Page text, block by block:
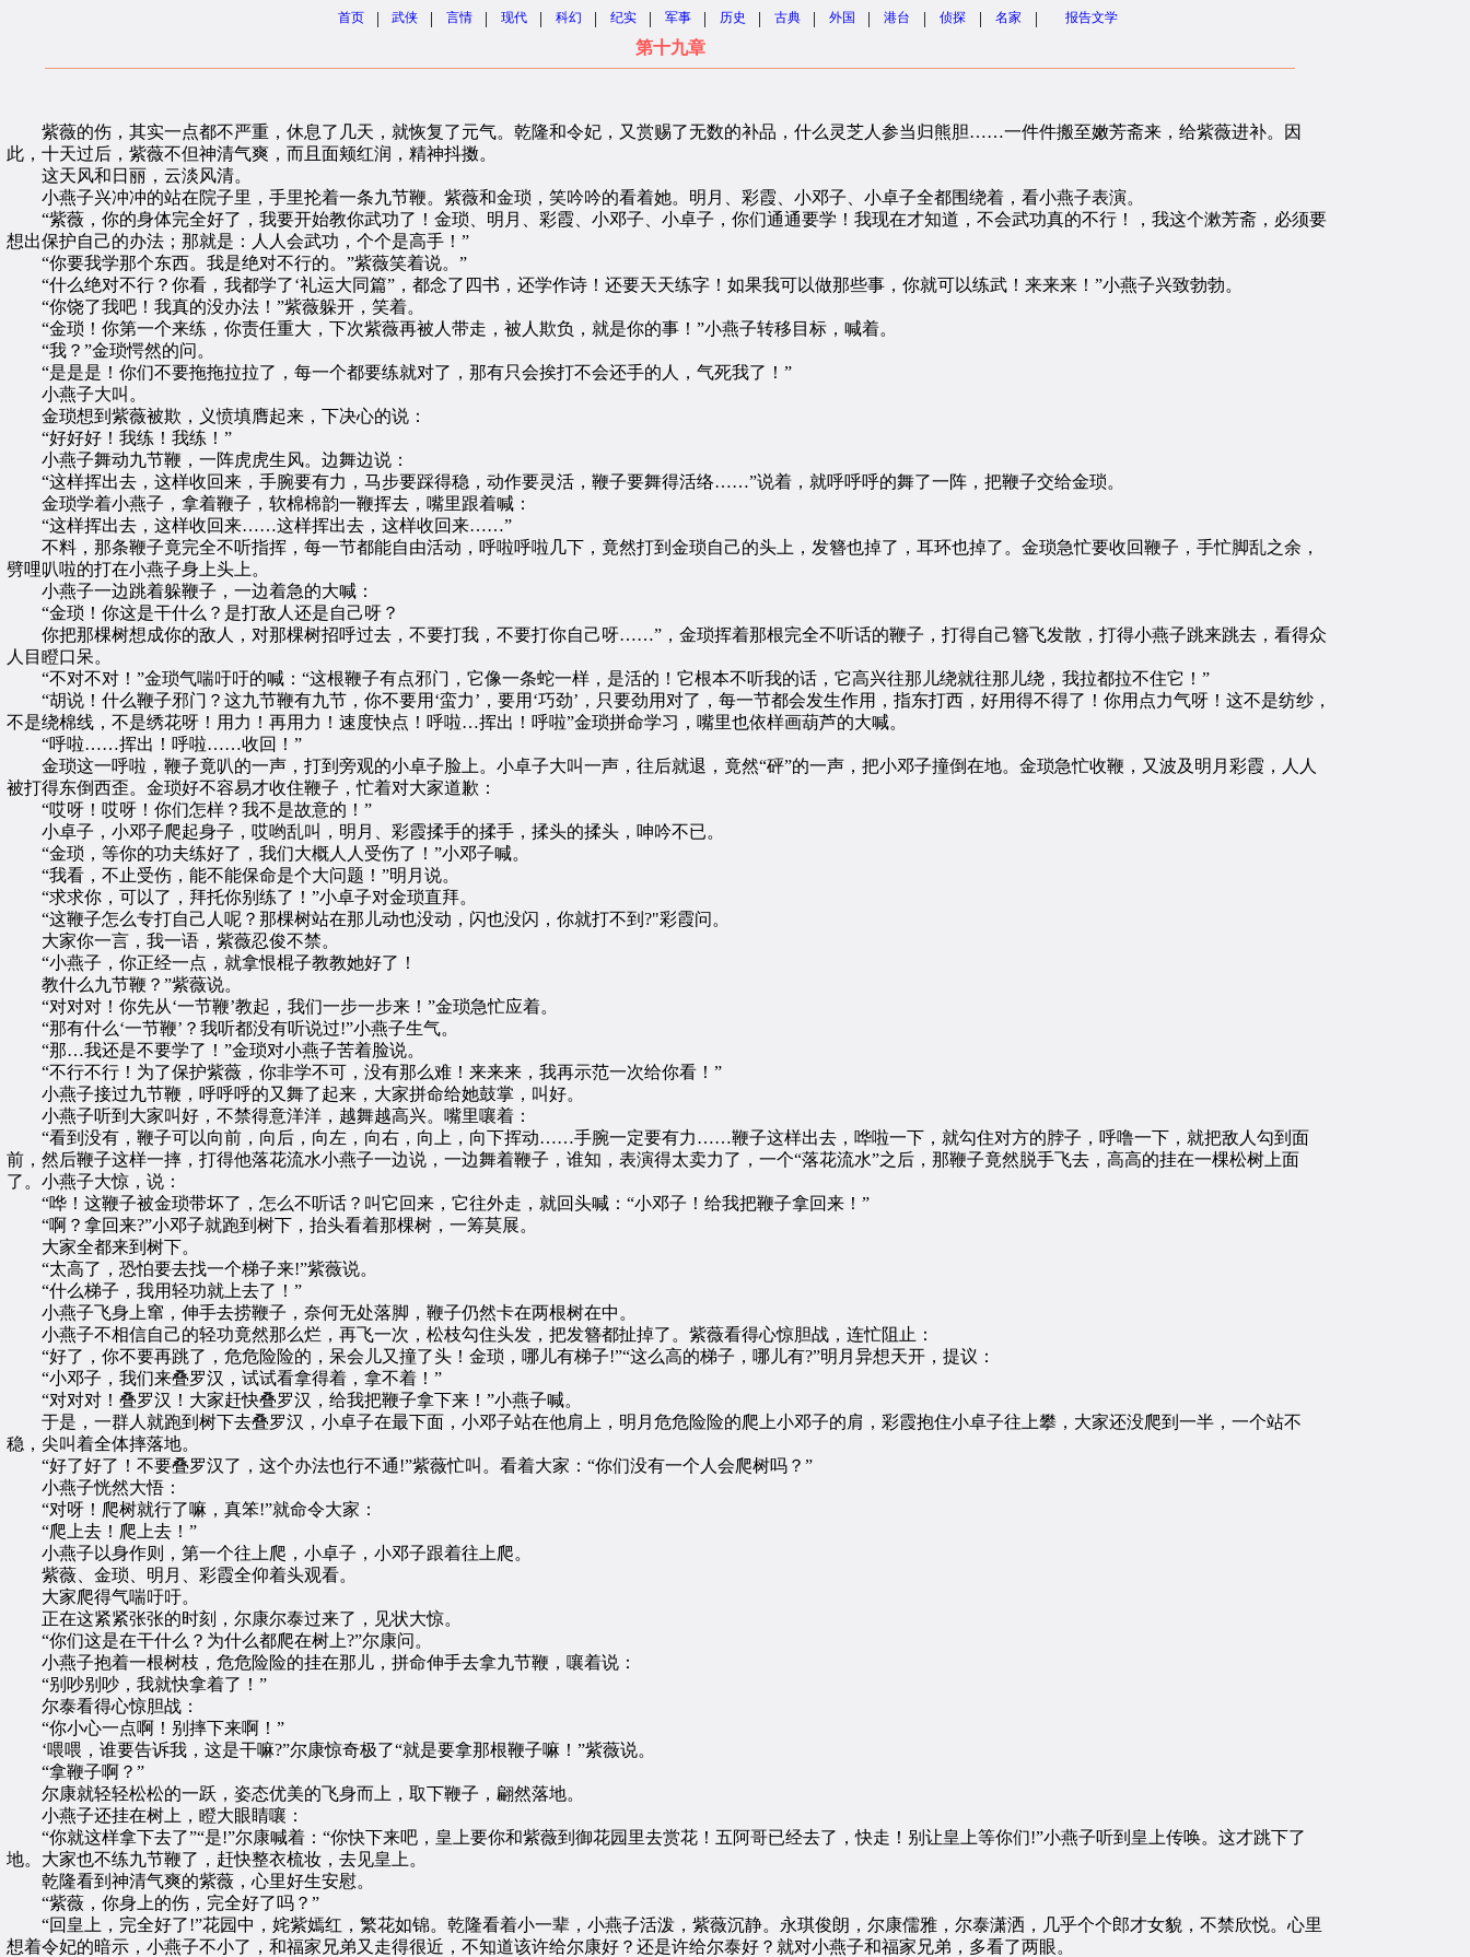
首页 | 武侠 | 言情 | 现代 | 科幻 | 纪实 | 军事 | 历史 | 古典 | 外国 | 港台 | 侦探 | 名家 | 报告文学
第十九章
紫薇的伤，其实一点都不严重，休息了几天，就恢复了元气。乾隆和令妃，又赏赐了无数的补品，什么灵芝人参当归熊胆……一件件搬至嫩芳斋来，给紫薇进补。因
此，十天过后，紫薇不但神清气爽，而且面颊红润，精神抖擞。
这天风和日丽，云淡风清。
小燕子兴冲冲的站在院子里，手里抡着一条九节鞭。紫薇和金琐，笑吟吟的看着她。明月、彩霞、小邓子、小卓子全都围绕着，看小燕子表演。
“紫薇，你的身体完全好了，我要开始教你武功了！金琐、明月、彩霞、小邓子、小卓子，你们通通要学！我现在才知道，不会武功真的不行！，我这个漱芳斋，必须要
想出保护自己的办法；那就是：人人会武功，个个是高手！”
“你要我学那个东西。我是绝对不行的。”紫薇笑着说。”
“什么绝对不行？你看，我都学了‘礼运大同篇”，都念了四书，还学作诗！还要天天练字！如果我可以做那些事，你就可以练武！来来来！”小燕子兴致勃勃。
“你饶了我吧！我真的没办法！”紫薇躲开，笑着。
“金琐！你第一个来练，你责任重大，下次紫薇再被人带走，被人欺负，就是你的事！”小燕子转移目标，喊着。
“我？”金琐愕然的问。
“是是是！你们不要拖拖拉拉了，每一个都要练就对了，那有只会挨打不会还手的人，气死我了！”
小燕子大叫。
金琐想到紫薇被欺，义愤填膺起来，下决心的说：
“好好好！我练！我练！”
小燕子舞动九节鞭，一阵虎虎生风。边舞边说：
“这样挥出去，这样收回来，手腕要有力，马步要踩得稳，动作要灵活，鞭子要舞得活络……”说着，就呼呼呼的舞了一阵，把鞭子交给金琐。
金琐学着小燕子，拿着鞭子，软棉棉韵一鞭挥去，嘴里跟着喊：
“这样挥出去，这样收回来……这样挥出去，这样收回来……”
不料，那条鞭子竟完全不听指挥，每一节都能自由活动，呼啦呼啦几下，竟然打到金琐自己的头上，发簪也掉了，耳环也掉了。金琐急忙要收回鞭子，手忙脚乱之余，
劈哩叭啦的打在小燕子身上头上。
小燕子一边跳着躲鞭子，一边着急的大喊：
“金琐！你这是干什么？是打敌人还是自己呀？
你把那棵树想成你的敌人，对那棵树招呼过去，不要打我，不要打你自己呀……”，金琐挥着那根完全不听话的鞭子，打得自己簪飞发散，打得小燕子跳来跳去，看得众
人目瞪口呆。
“不对不对！”金琐气喘吁吁的喊：“这根鞭子有点邪门，它像一条蛇一样，是活的！它根本不听我的话，它高兴往那儿绕就往那儿绕，我拉都拉不住它！”
“胡说！什么鞭子邪门？这九节鞭有九节，你不要用‘蛮力’，要用‘巧劲’，只要劲用对了，每一节都会发生作用，指东打西，好用得不得了！你用点力气呀！这不是纺纱，
不是绕棉线，不是绣花呀！用力！再用力！速度快点！呼啦…挥出！呼啦”金琐拼命学习，嘴里也依样画葫芦的大喊。
“呼啦……挥出！呼啦……收回！”
金琐这一呼啦，鞭子竟叭的一声，打到旁观的小卓子脸上。小卓子大叫一声，往后就退，竟然“砰”的一声，把小邓子撞倒在地。金琐急忙收鞭，又波及明月彩霞，人人
被打得东倒西歪。金琐好不容易才收住鞭子，忙着对大家道歉：
“哎呀！哎呀！你们怎样？我不是故意的！”
小卓子，小邓子爬起身子，哎哟乱叫，明月、彩霞揉手的揉手，揉头的揉头，呻吟不已。
“金琐，等你的功夫练好了，我们大概人人受伤了！”小邓子喊。
“我看，不止受伤，能不能保命是个大问题！”明月说。
“求求你，可以了，拜托你别练了！”小卓子对金琐直拜。
“这鞭子怎么专打自己人呢？那棵树站在那儿动也没动，闪也没闪，你就打不到?"彩霞问。
大家你一言，我一语，紫薇忍俊不禁。
“小燕子，你正经一点，就拿恨棍子教教她好了！
教什么九节鞭？”紫薇说。
“对对对！你先从‘一节鞭’教起，我们一步一步来！”金琐急忙应着。
“那有什么‘一节鞭’？我听都没有听说过!”小燕子生气。
“那…我还是不要学了！”金琐对小燕子苦着脸说。
“不行不行！为了保护紫薇，你非学不可，没有那么难！来来来，我再示范一次给你看！”
小燕子接过九节鞭，呼呼呼的又舞了起来，大家拼命给她鼓掌，叫好。
小燕子听到大家叫好，不禁得意洋洋，越舞越高兴。嘴里嚷着：
“看到没有，鞭子可以向前，向后，向左，向右，向上，向下挥动……手腕一定要有力……鞭子这样出去，哗啦一下，就勾住对方的脖子，呼噜一下，就把敌人勾到面
前，然后鞭子这样一摔，打得他落花流水小燕子一边说，一边舞着鞭子，谁知，表演得太卖力了，一个“落花流水”之后，那鞭子竟然脱手飞去，高高的挂在一棵松树上面
了。小燕子大惊，说：
“哗！这鞭子被金琐带坏了，怎么不听话？叫它回来，它往外走，就回头喊：“小邓子！给我把鞭子拿回来！”
“啊？拿回来?”小邓子就跑到树下，抬头看着那棵树，一筹莫展。
大家全都来到树下。
“太高了，恐怕要去找一个梯子来!”紫薇说。
“什么梯子，我用轻功就上去了！”
小燕子飞身上窜，伸手去捞鞭子，奈何无处落脚，鞭子仍然卡在两根树在中。
小燕子不相信自己的轻功竟然那么烂，再飞一次，松枝勾住头发，把发簪都扯掉了。紫薇看得心惊胆战，连忙阻止：
“好了，你不要再跳了，危危险险的，呆会儿又撞了头！金琐，哪儿有梯子!”“这么高的梯子，哪儿有?”明月异想天开，提议：
“小邓子，我们来叠罗汉，试试看拿得着，拿不着！”
“对对对！叠罗汉！大家赶快叠罗汉，给我把鞭子拿下来！”小燕子喊。
于是，一群人就跑到树下去叠罗汉，小卓子在最下面，小邓子站在他肩上，明月危危险险的爬上小邓子的肩，彩霞抱住小卓子往上攀，大家还没爬到一半，一个站不
稳，尖叫着全体摔落地。
“好了好了！不要叠罗汉了，这个办法也行不通!”紫薇忙叫。看着大家：“你们没有一个人会爬树吗？”
小燕子恍然大悟：
“对呀！爬树就行了嘛，真笨!”就命令大家：
“爬上去！爬上去！”
小燕子以身作则，第一个往上爬，小卓子，小邓子跟着往上爬。
紫薇、金琐、明月、彩霞全仰着头观看。
大家爬得气喘吁吁。
正在这紧紧张张的时刻，尔康尔泰过来了，见状大惊。
“你们这是在干什么？为什么都爬在树上?”尔康问。
小燕子抱着一根树枝，危危险险的挂在那儿，拼命伸手去拿九节鞭，嚷着说：
“别吵别吵，我就快拿着了！”
尔泰看得心惊胆战：
“你小心一点啊！别摔下来啊！”
‘喂喂，谁要告诉我，这是干嘛?”尔康惊奇极了“就是要拿那根鞭子嘛！”紫薇说。
“拿鞭子啊？”
尔康就轻轻松松的一跃，姿态优美的飞身而上，取下鞭子，翩然落地。
小燕子还挂在树上，瞪大眼睛嚷：
“你就这样拿下去了”“是!”尔康喊着：“你快下来吧，皇上要你和紫薇到御花园里去赏花！五阿哥已经去了，快走！别让皇上等你们!”小燕子听到皇上传唤。这才跳下了
地。大家也不练九节鞭了，赶快整衣梳妆，去见皇上。
乾隆看到神清气爽的紫薇，心里好生安慰。
“紫薇，你身上的伤，完全好了吗？”
“回皇上，完全好了!”花园中，姹紫嫣红，繁花如锦。乾隆看着小一辈，小燕子活泼，紫薇沉静。永琪俊朗，尔康儒雅，尔泰潇洒，几乎个个郎才女貌，不禁欣悦。心里
想着令妃的暗示，小燕子不小了，和福家兄弟又走得很近，不知道该许给尔康好？还是许给尔泰好？就对小燕子和福家兄弟，多看了两眼。